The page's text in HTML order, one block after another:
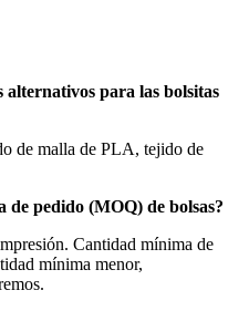
alternativos para las bolsitas
de malla de PLA, tejido de
pedido (MOQ) de bolsas?
Cantidad mínima de
mínima menor,